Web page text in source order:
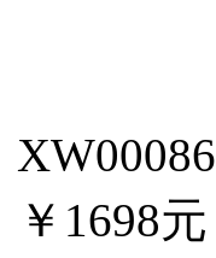
￥1698元